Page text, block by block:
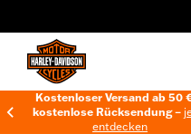
Kostenloser Versand ab 50
kostenlose Rücksendung –
entdecken